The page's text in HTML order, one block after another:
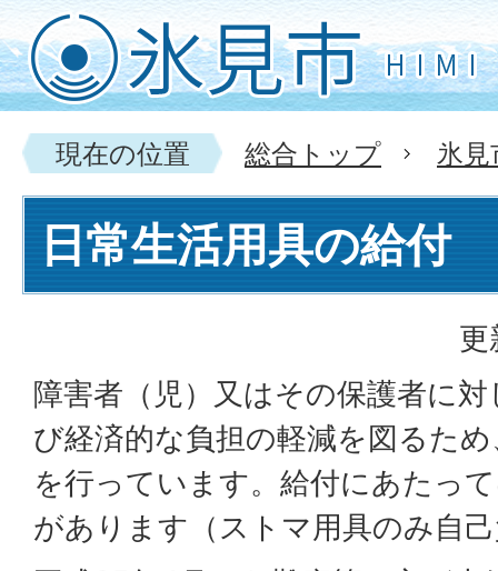
現在の位置 総合トップ 氷
日常生活用具の給付
更
障害者（児）又はその保護者に
び経済的な負担の軽減を図るた
を行っています。給付にあたっ
があります（ストマ用具のみ自